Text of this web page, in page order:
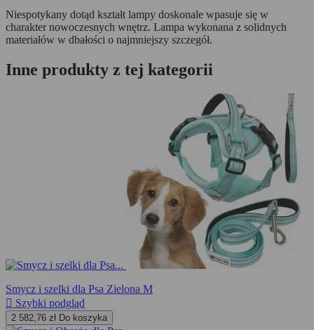
Niespotykany dotąd kształt lampy doskonale wpasuje się w
charakter nowoczesnych wnętrz. Lampa wykonana z solidnych
materiałów w dbałości o najmniejszy szczegół.
Inne produkty z tej kategorii
Smycz i szelki dla Psa Zielona M
 Szybki podgląd
2 582,76 zł Do koszyka